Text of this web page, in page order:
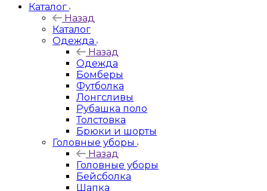
Каталог
Назад
Каталог
Одежда
Назад
Одежда
Бомберы
Футболка
Лонгсливы
Рубашка поло
Толстовка
Брюки и шорты
Головные уборы
Назад
Головные уборы
Бейсболка
Шапка